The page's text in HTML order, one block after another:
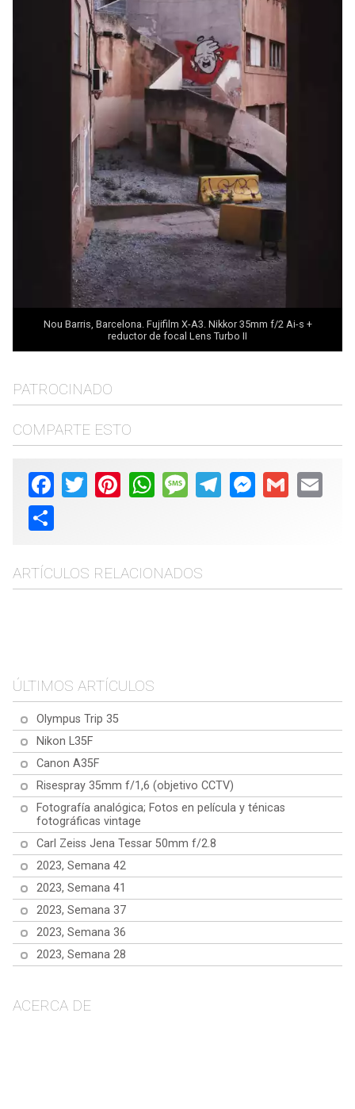
Nou Barris, Barcelona. Fujifilm X-A3. Nikkor 35mm f/2 Ai-s +
reductor de focal Lens Turbo II
PATROCINADO
COMPARTE ESTO
Facebook
Twitter PinterestWhatsAppMessageTelegramMessenger
Gmail Email
Share
ARTÍCULOS RELACIONADOS
ÚLTIMOS ARTÍCULOS
Olympus Trip 35
Nikon L35F
Canon A35F
Risespray 35mm f/1,6 (objetivo CCTV)
Fotografía analógica; Fotos en película y ténicas
fotográficas vintage
Carl Zeiss Jena Tessar 50mm f/2.8
2023, Semana 42
2023, Semana 41
2023, Semana 37
2023, Semana 36
2023, Semana 28
ACERCA DE